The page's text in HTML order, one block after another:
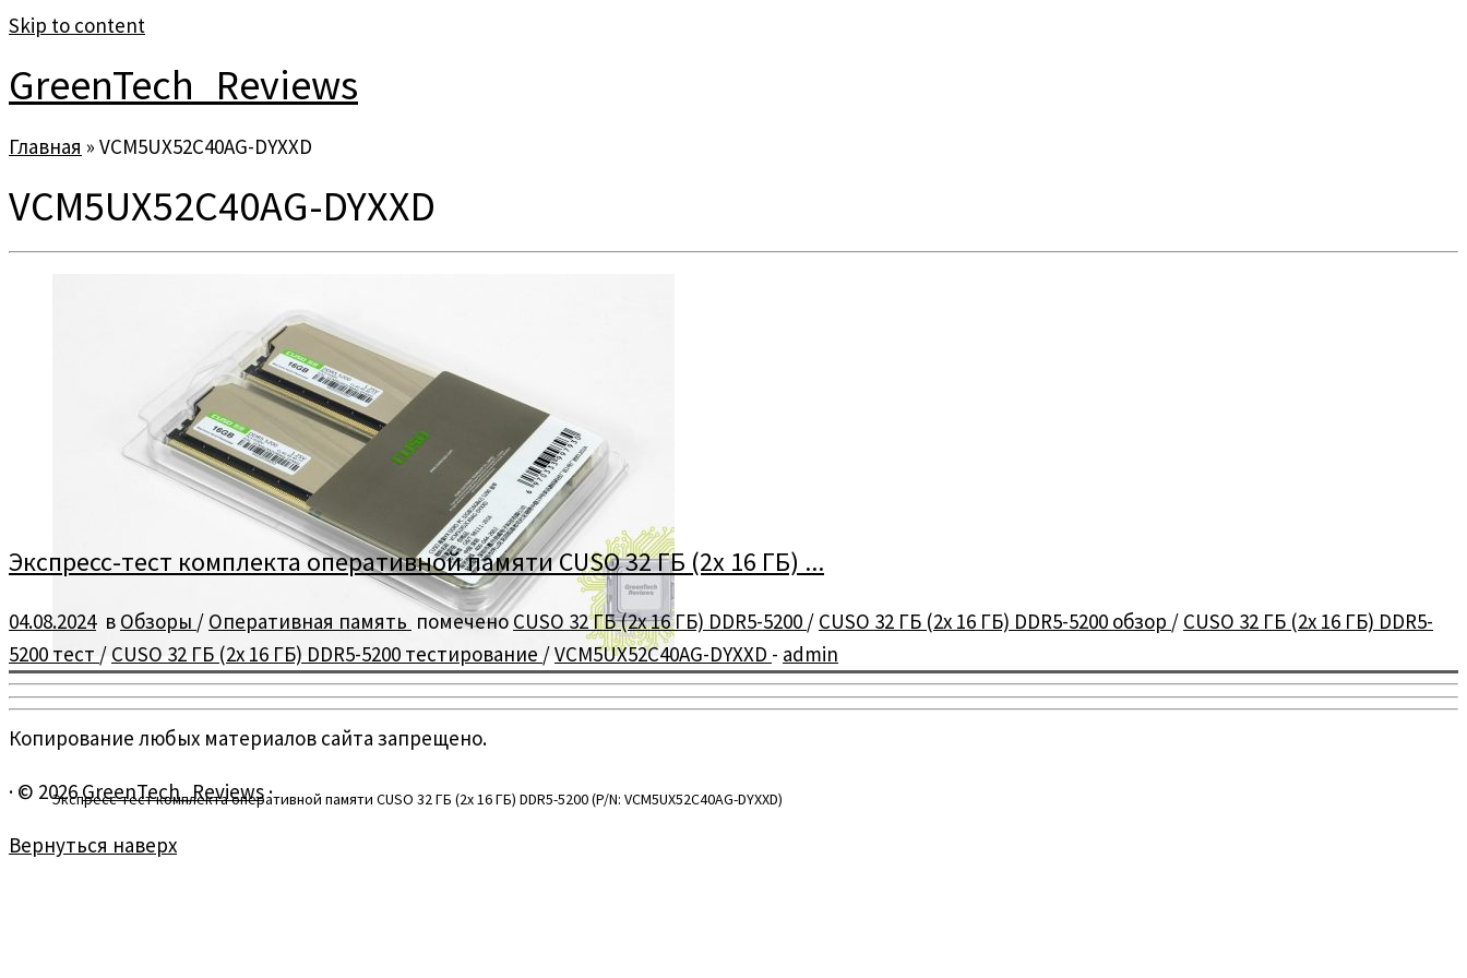
Skip to content
GreenTech_Reviews
Главная » VCM5UX52C40AG-DYXXD
VCM5UX52C40AG-DYXXD
Экспресс-тест комплекта оперативной памяти CUSO 32 ГБ (2x 16 ГБ) DDR5-5200 (P/N: VCM5UX52C40AG-DYXXD)
Экспресс-тест комплекта оперативной памяти CUSO 32 ГБ (2x 16 ГБ) ...
04.08.2024в Обзоры / Оперативная память помеченоCUSO 32 ГБ (2x 16 ГБ) DDR5-5200 / CUSO 32 ГБ (2x 16 ГБ) DDR5-5200 обзор / CUSO 32 ГБ (2x 16 ГБ) DDR5-
5200 тест / CUSO 32 ГБ (2x 16 ГБ) DDR5-5200 тестирование /VCM5UX52C40AG-DYXXD - admin
Копирование любых материалов сайта запрещено.
· © 2026GreenTech_Reviews·
Вернуться наверх